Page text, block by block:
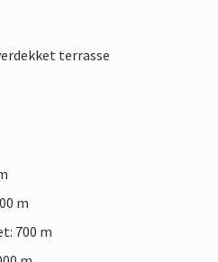
terrasse
m
700 m